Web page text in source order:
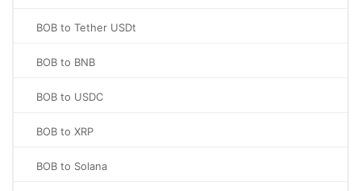
BOB to Tether USDt
BOB to BNB
BOB to USDC
BOB to XRP
BOB to Solana